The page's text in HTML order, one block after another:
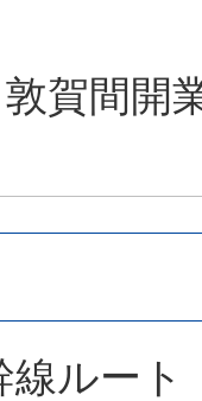
賀間開
線ルート